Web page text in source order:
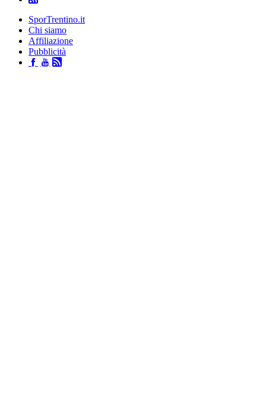
SporTrentino.it
Chi siamo
Affiliazione
Pubblicità